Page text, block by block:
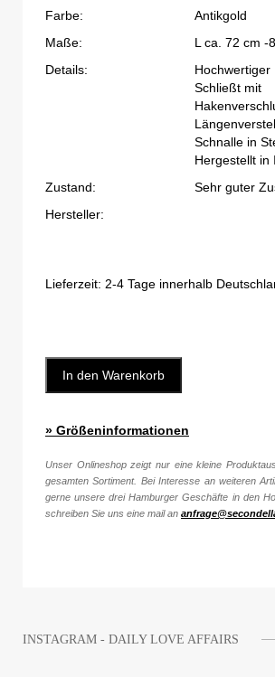
Farbe:
Antikgold
Maße:
L ca. 72 cm -
Details:
Hochwertiger
Schließt mit
Schnalle in
Hergestellt in
Zustand:
Sehr guter
Hersteller:
Lieferzeit: 2-4 Tage innerhalb
In den Warenkorb
» Größeninformationen
Unser Onlineshop zeigt nur eine kleine
gesamten Sortiment. Bei Interesse an weiteren
gerne unsere drei Hamburger Geschäfte in den
schreiben Sie uns eine mail an
INSTAGRAM - DAILY LOVE AFFAIRS